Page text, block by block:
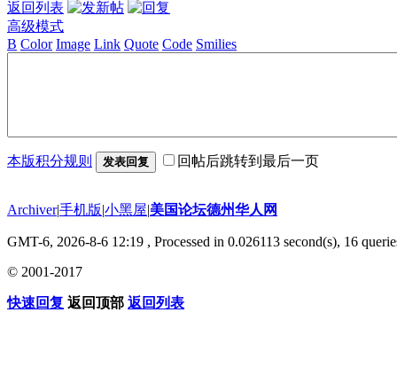
返回列表
高级模式
B Color Image Link Quote Code Smilies
本版积分规则 发表回复 回帖后跳转到最后一页
Archiver|手机版|小黑屋|美国论坛德州华人网
GMT-6, 2026-8-6 12:19 , Processed in 0.026113 second(s), 16
© 2001-2017
快速回复 返回顶部 返回列表